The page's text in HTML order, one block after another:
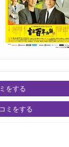
をする
ミをする